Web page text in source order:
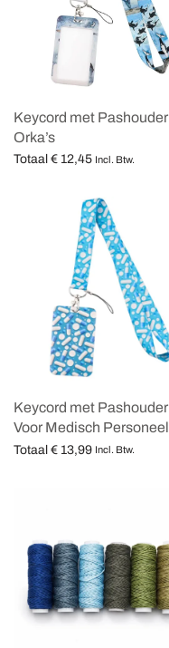
Keycord met Pashouder
Orka’s
Totaal € 12,45 Incl. Btw.
Keycord met Pashouder
Voor Medisch Personeel
Totaal € 13,99 Incl. Btw.